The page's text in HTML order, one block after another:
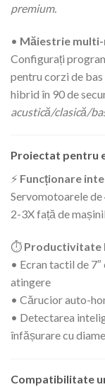
premium.
• Măiestrie
Configurați
pentru corzi de bas
hibrid în 90 de
acustică/clasică/
Proiectat pentru
⚡ Funcționare
Servomotoarele
2-3X față de
⏱️ Productivitate
• Ecran tactil de
atingere
• Cărucior auto-
• Detectarea
înfășurare cu
Compatibilitate